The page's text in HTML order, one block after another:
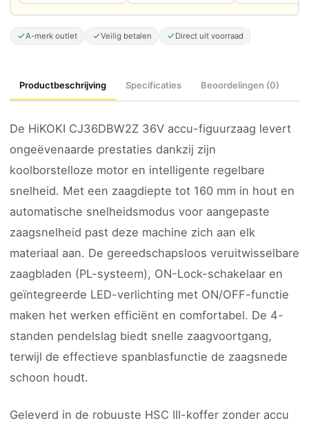
A-merk outlet Veilig betalen Direct uit voorraad
Productbeschrijving Specificaties Beoordelingen (0)
De HiKOKI CJ36DBW2Z 36V accu-figuurzaag levert
ongeëvenaarde prestaties dankzij zijn
koolborstelloze motor en intelligente regelbare
snelheid. Met een zaagdiepte tot 160 mm in hout en
automatische snelheidsmodus voor aangepaste
zaagsnelheid past deze machine zich aan elk
materiaal aan. De gereedschapsloos veruitwisselbare
zaagbladen (PL-systeem), ON-Lock-schakelaar en
geïntegreerde LED-verlichting met ON/OFF-functie
maken het werken efficiënt en comfortabel. De 4-
standen pendelslag biedt snelle zaagvoortgang,
terwijl de effectieve spanblasfunctie de zaagsnede
schoon houdt.
Geleverd in de robuuste HSC III-koffer zonder accu